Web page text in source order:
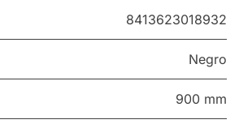
8413623018932
Negro
900 mm